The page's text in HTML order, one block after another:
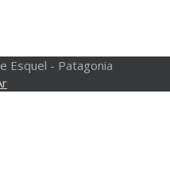
Esquel - Patagonia